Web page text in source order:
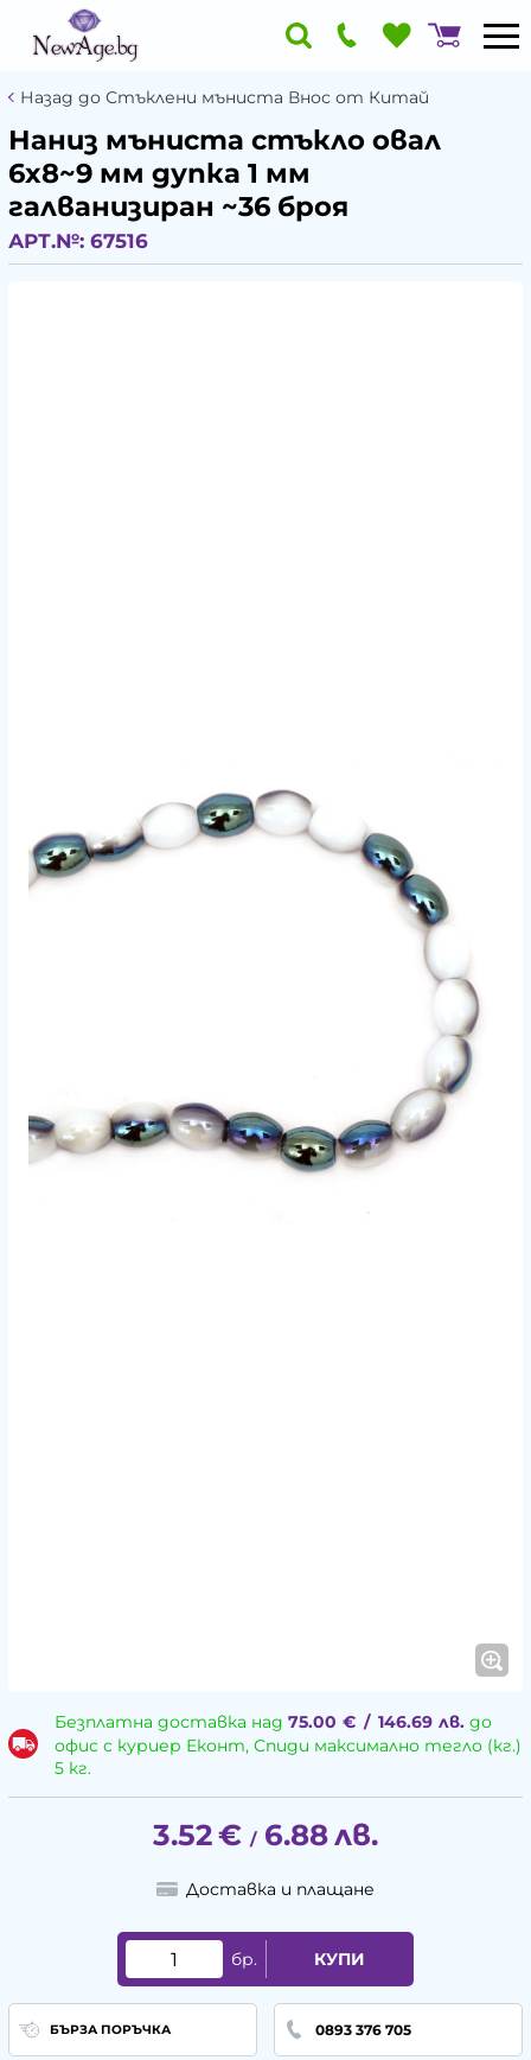
Назад до Стъклени мъниста Внос от Китай
Наниз мъниста стъкло овал
6x8~9 мм дупка 1 мм
галванизиран ~36 броя
АРТ.№: 67516
Безплатна доставка над 75.00 € / 146.69 лв.до
офис с куриер Еконт, Спиди максимално тегло (кг.)
5 кг.
3.52€ / 6.88лв.
Доставка и плащане
бр. КУПИ
БЪРЗА ПОРЪЧКА 0893 376 705